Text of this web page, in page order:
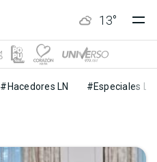
13°
#Hacedores LN #Especiales LN